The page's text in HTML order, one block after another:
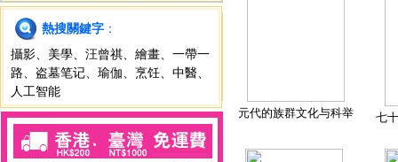
熱搜關鍵字 ：
攝影
美學 汪曾祺 繪畫
一帶一
路
盗墓笔记 瑜伽 烹饪 中醫
人工智能
元代的族群文化与科举 七